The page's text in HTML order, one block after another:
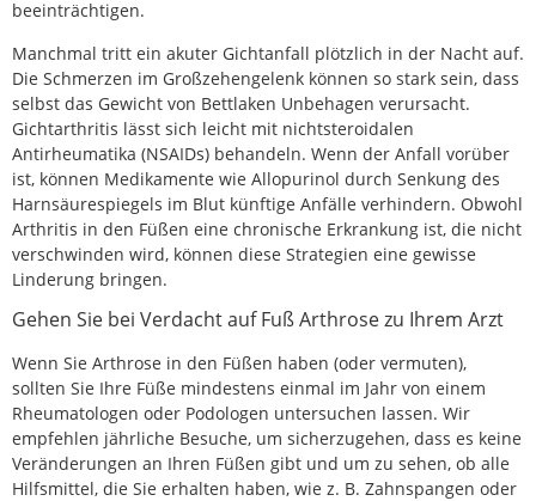
beeinträchtigen.
Manchmal tritt ein akuter Gichtanfall plötzlich in der Nacht auf.
Die Schmerzen im Großzehengelenk können so stark sein, dass
selbst das Gewicht von Bettlaken Unbehagen verursacht.
Gichtarthritis lässt sich leicht mit nichtsteroidalen
Antirheumatika (NSAIDs) behandeln. Wenn der Anfall vorüber
ist, können Medikamente wie Allopurinol durch Senkung des
Harnsäurespiegels im Blut künftige Anfälle verhindern. Obwohl
Arthritis in den Füßen eine chronische Erkrankung ist, die nicht
verschwinden wird, können diese Strategien eine gewisse
Linderung bringen.
Gehen Sie bei Verdacht auf Fuß Arthrose zu Ihrem Arzt
Wenn Sie Arthrose in den Füßen haben (oder vermuten),
sollten Sie Ihre Füße mindestens einmal im Jahr von einem
Rheumatologen oder Podologen untersuchen lassen. Wir
empfehlen jährliche Besuche, um sicherzugehen, dass es keine
Veränderungen an Ihren Füßen gibt und um zu sehen, ob alle
Hilfsmittel, die Sie erhalten haben, wie z. B. Zahnspangen oder